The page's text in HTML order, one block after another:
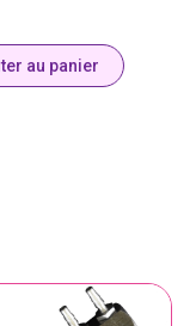
au panier